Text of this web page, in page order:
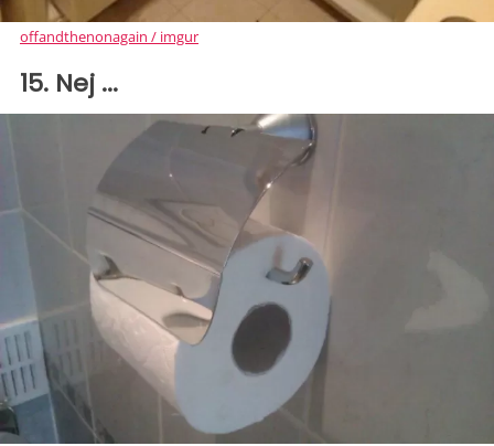
offandthenonagain / imgur
15. Nej ...